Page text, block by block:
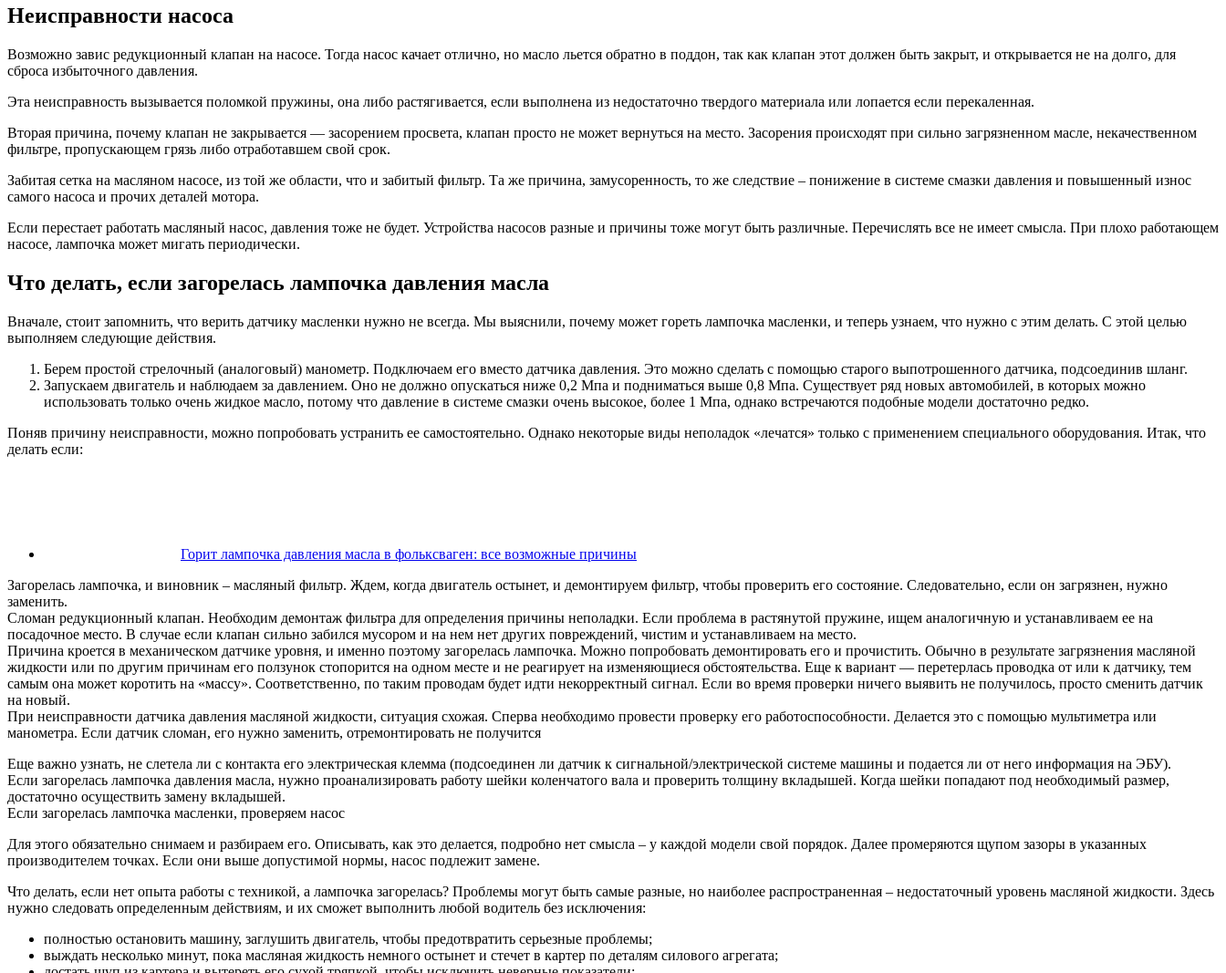
Неисправности насоса
Возможно завис редукционный клапан на насосе. Тогда насос качает отлично, но масло льется обратно в поддон, так как клапан этот должен быть закрыт, и открывается не на долго, для
сброса избыточного давления.
Эта неисправность вызывается поломкой пружины, она либо растягивается, если выполнена из недостаточно твердого материала или лопается если перекаленная.
Вторая причина, почему клапан не закрывается — засорением просвета, клапан просто не может вернуться на место. Засорения происходят при сильно загрязненном масле, некачественном
фильтре, пропускающем грязь либо отработавшем свой срок.
Забитая сетка на масляном насосе, из той же области, что и забитый фильтр. Та же причина, замусоренность, то же следствие – понижение в системе смазки давления и повышенный износ
самого насоса и прочих деталей мотора.
Если перестает работать масляный насос, давления тоже не будет. Устройства насосов разные и причины тоже могут быть различные. Перечислять все не имеет смысла. При плохо работающем
насосе, лампочка может мигать периодически.
Что делать, если загорелась лампочка давления масла
Вначале, стоит запомнить, что верить датчику масленки нужно не всегда. Мы выяснили, почему может гореть лампочка масленки, и теперь узнаем, что нужно с этим делать. С этой целью
выполняем следующие действия.
Берем простой стрелочный (аналоговый) манометр. Подключаем его вместо датчика давления. Это можно сделать с помощью старого выпотрошенного датчика, подсоединив шланг.
Запускаем двигатель и наблюдаем за давлением. Оно не должно опускаться ниже 0,2 Мпа и подниматься выше 0,8 Мпа. Существует ряд новых автомобилей, в которых можно
использовать только очень жидкое масло, потому что давление в системе смазки очень высокое, более 1 Мпа, однако встречаются подобные модели достаточно редко.
Поняв причину неисправности, можно попробовать устранить ее самостоятельно. Однако некоторые виды неполадок «лечатся» только с применением специального оборудования. Итак, что
делать если:
Горит лампочка давления масла в фольксваген: все возможные причины
Загорелась лампочка, и виновник – масляный фильтр. Ждем, когда двигатель остынет, и демонтируем фильтр, чтобы проверить его состояние. Следовательно, если он загрязнен, нужно
заменить.
Сломан редукционный клапан. Необходим демонтаж фильтра для определения причины неполадки. Если проблема в растянутой пружине, ищем аналогичную и устанавливаем ее на
посадочное место. В случае если клапан сильно забился мусором и на нем нет других повреждений, чистим и устанавливаем на место.
Причина кроется в механическом датчике уровня, и именно поэтому загорелась лампочка. Можно попробовать демонтировать его и прочистить. Обычно в результате загрязнения масляной
жидкости или по другим причинам его ползунок стопорится на одном месте и не реагирует на изменяющиеся обстоятельства. Еще к вариант — перетерлась проводка от или к датчику, тем
самым она может коротить на «массу». Соответственно, по таким проводам будет идти некорректный сигнал. Если во время проверки ничего выявить не получилось, просто сменить датчик
на новый.
При неисправности датчика давления масляной жидкости, ситуация схожая. Сперва необходимо провести проверку его работоспособности. Делается это с помощью мультиметра или
манометра. Если датчик сломан, его нужно заменить, отремонтировать не получится
Еще важно узнать, не слетела ли с контакта его электрическая клемма (подсоединен ли датчик к сигнальной/электрической системе машины и подается ли от него информация на ЭБУ).
Если загорелась лампочка давления масла, нужно проанализировать работу шейки коленчатого вала и проверить толщину вкладышей. Когда шейки попадают под необходимый размер,
достаточно осуществить замену вкладышей.
Если загорелась лампочка масленки, проверяем насос
Для этого обязательно снимаем и разбираем его. Описывать, как это делается, подробно нет смысла – у каждой модели свой порядок. Далее промеряются щупом зазоры в указанных
производителем точках. Если они выше допустимой нормы, насос подлежит замене.
Что делать, если нет опыта работы с техникой, а лампочка загорелась? Проблемы могут быть самые разные, но наиболее распространенная – недостаточный уровень масляной жидкости. Здесь
нужно следовать определенным действиям, и их сможет выполнить любой водитель без исключения:
полностью остановить машину, заглушить двигатель, чтобы предотвратить серьезные проблемы;
выждать несколько минут, пока масляная жидкость немного остынет и стечет в картер по деталям силового агрегата;